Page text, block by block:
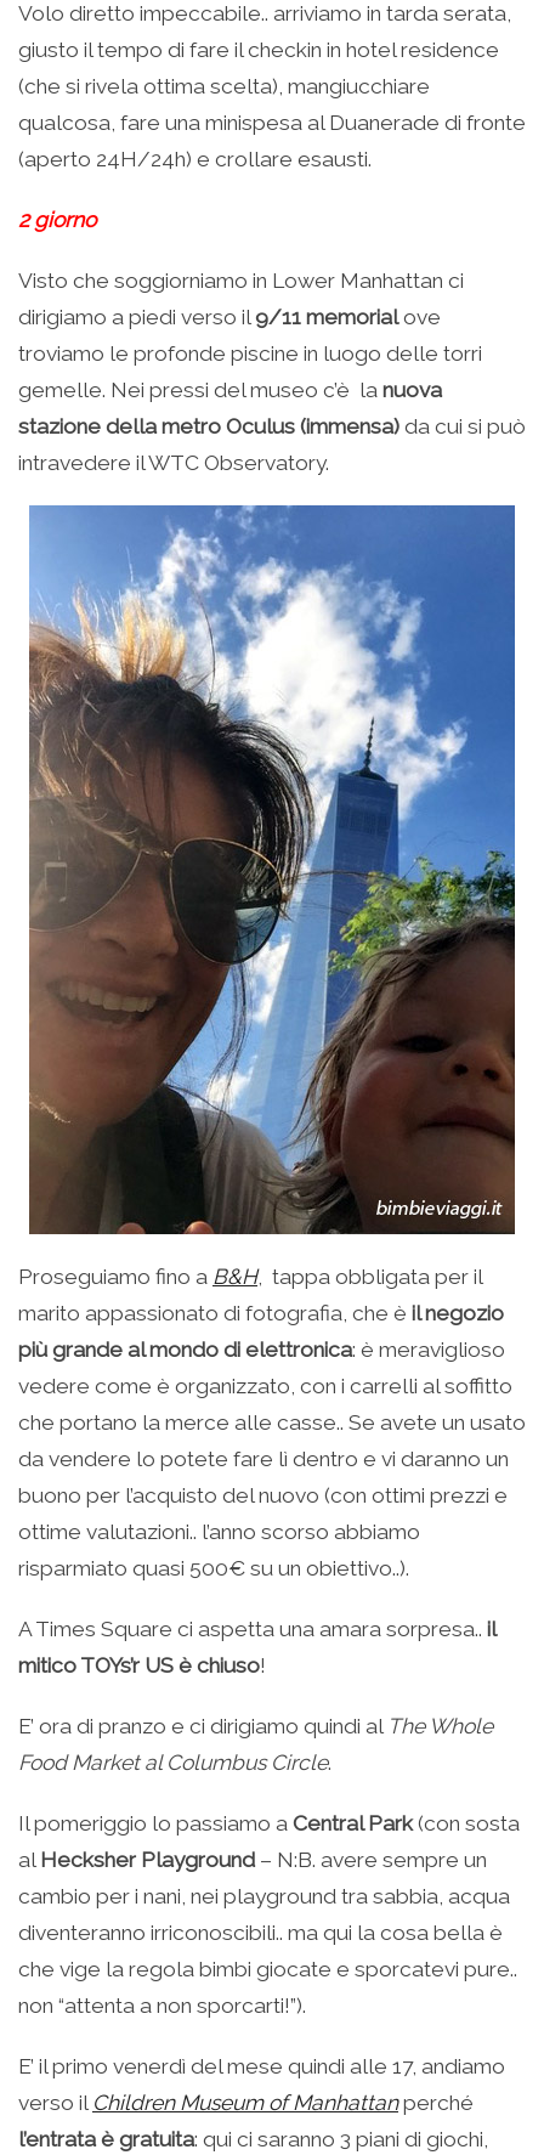
Volo diretto impeccabile.. arriviamo in tarda serata,
giusto il tempo di fare il checkin in hotel residence
(che si rivela ottima scelta), mangiucchiare
qualcosa, fare una minispesa al Duanerade di fronte
(aperto 24H/24h) e crollare esausti.
2 giorno
Visto che soggiorniamo in Lower Manhattan ci
dirigiamo a piedi verso il9/11 memorialove
troviamo le profonde piscine in luogo delle torri
gemelle. Nei pressi del museo c’è la nuova
stazione della metro Oculus (immensa) da cui si può
intravedere il WTC Observatory.
Proseguiamo fino a B&H, tappa obbligata per il
marito appassionato di fotografia, che è il negozio
più grande al mondo di elettronica: è meraviglioso
vedere come è organizzato, con i carrelli al soffitto
che portano la merce alle casse.. Se avete un usato
da vendere lo potete fare lì dentro e vi daranno un
buono per l’acquisto del nuovo (con ottimi prezzi e
ottime valutazioni.. l’anno scorso abbiamo
risparmiato quasi 500€ su un obiettivo..).
A Times Square ci aspetta una amara sorpresa.. il
mitico TOYs’r US è chiuso!
E’ ora di pranzo e ci dirigiamo quindi al The Whole
Food Market al Columbus Circle.
Il pomeriggio lo passiamo a Central Park(con sosta
al Hecksher Playground– N:B. avere sempre un
cambio per i nani, nei playground tra sabbia, acqua
diventeranno irriconoscibili.. ma qui la cosa bella è
che vige la regola bimbi giocate e sporcatevi pure..
non “attenta a non sporcarti!”).
E’ il primo venerdì del mese quindi alle 17, andiamo
verso il Children Museum of Manhattanperché
l’entrata è gratuita: qui ci saranno 3 piani di giochi,